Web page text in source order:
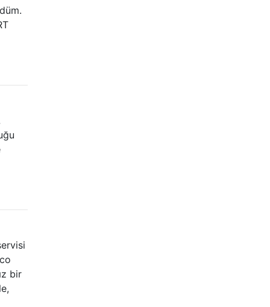
bir